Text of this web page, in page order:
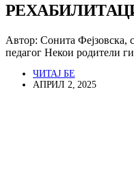
Автор: Сонита Фејзовска,
педагог Некои родители
ЧИТАЈ БЕ
АПРИЛ 2, 2025